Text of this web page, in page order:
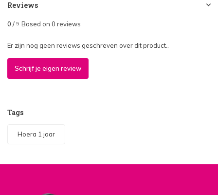
Reviews
0 / 5 Based on 0 reviews
Er zijn nog geen reviews geschreven over dit product..
Schrijf je eigen review
Tags
Hoera 1 jaar